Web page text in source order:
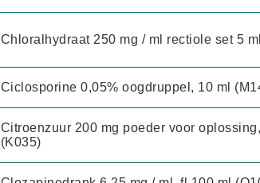
Chloralhydraat 250 mg / ml rectiole set 5
Ciclosporine 0,05% oogdruppel, 10 ml
Citroenzuur 200 mg poeder voor
(K035)